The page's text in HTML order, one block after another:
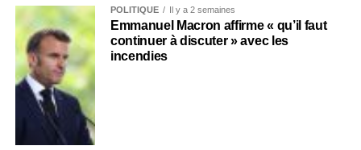
POLITIQUE Il y a 2 semaines
Emmanuel Macron affirme « qu’il faut
continuer à discuter » avec les
incendies